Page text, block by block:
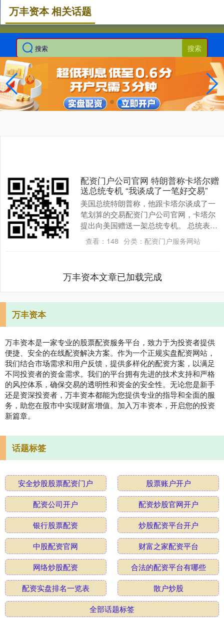
搜索
万丰资本 相关话题
配资门户公司官网 特朗普称卡塔尔赠
送总统专机 “我谈成了一笔好交易”
美国总统特朗普称，他跟卡塔尔谈成了一
笔划算的交易配资门户公司官网，卡塔尔
提出向美国赠送一架总统专机。 总统表
示，这架飞机会交给美国空军和国防部，
而不是他本人。 ....
查看： 148 分类： 配资门户服务网站
万丰资本文章已加载完成
万丰资本
万丰资本是一家专业的股票配资服务平台，致力于为投资者提供
便捷、安全的在线配资解决方案。作为一个正规实盘配资网站，
我们结合市场需求和用户反馈，提供多样化的配资方案，以满足
不同投资者的资金需求。我们的平台拥有先进的技术支持和严格
的风控体系，确保交易的透明性和资金的安全性。无论您是新手
还是资深投资者，万丰资本都能为您提供专业的指导和全面的服
务，助您在股市中实现财富增值。加入万丰资本，开启您的投资
新篇章。
话题标签
安全炒股股票配资门户
股票账户开户
配资公司开户
配资炒股官网开户
银行股票配资
炒股配资平台开户
中股配资官网
财富之家配资平台
网络炒股配资
合法的配资平台有哪些
配资实盘排名一览表
散户炒股
全部话题标签